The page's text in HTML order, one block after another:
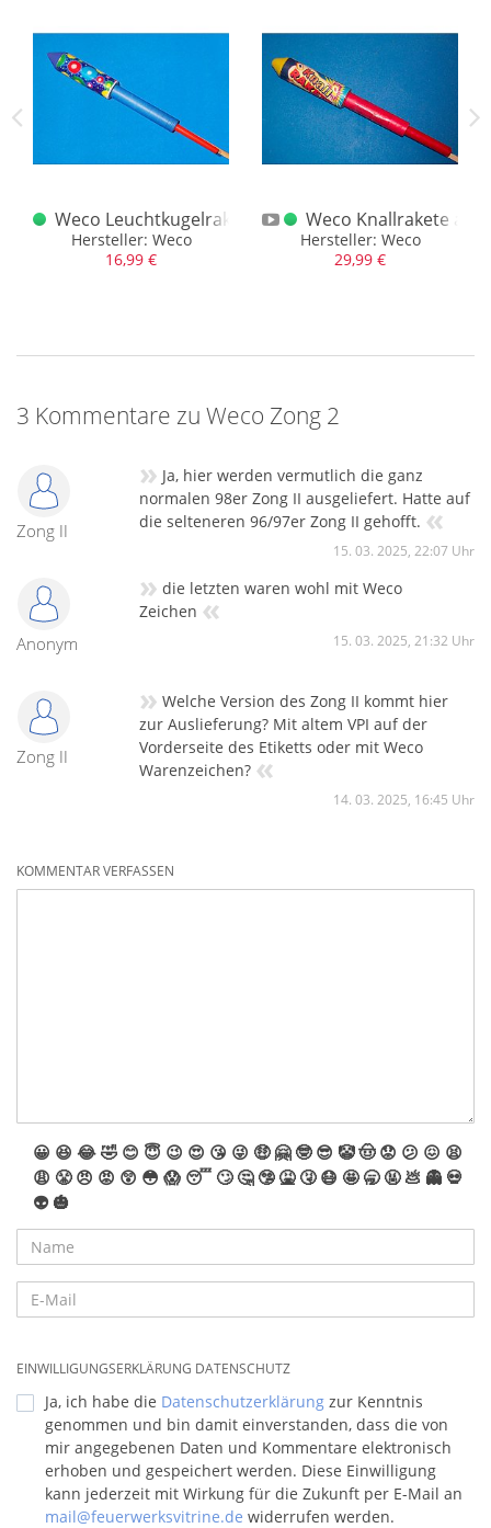
können die Vielfalt mit kleinen Neuzugängen aufhübschen
und betreten weiter Neuland mit unserem Bereich Streich-
und Bengalhölzer.
Sortimentsbeutel
Weco Leuchtkugelrakete
Hersteller: Weco
16,99 €
Weco Knallrakete alt
Hersteller: Weco
29,99 €
3 Kommentare zu Weco Zong 2
Zong II
» Ja, hier werden vermutlich die ganz
normalen 98er Zong II ausgeliefert. Hatte auf
die selteneren 96/97er Zong II gehofft. «
15. 03. 2025, 22:07 Uhr
Anonym
» die letzten waren wohl mit Weco
Zeichen «
15. 03. 2025, 21:32 Uhr
Zong II
» Welche Version des Zong II kommt hier
zur Auslieferung? Mit altem VPI auf der
Vorderseite des Etiketts oder mit Weco
Warenzeichen? «
14. 03. 2025, 16:45 Uhr
KOMMENTAR VERFASSEN
😀 😆 😂🤣 😊 😇 😉 😍 😘 😜 🤑 🤗 🤓 😎 🤡🤠 😟 😕 😖 😫
😩 😤 😠 😡 😲 😳 😱 😴 🙄 🤔 🤥 🤮 🤧 😷 🤩 🥱 🤬 💩 👻 💀
👽 🎃
EINWILLIGUNGSERKLÄRUNG DATENSCHUTZ
Ja, ich habe die Datenschutzerklärung zur Kenntnis
genommen und bin damit einverstanden, dass die von
mir angegebenen Daten und Kommentare elektronisch
erhoben und gespeichert werden. Diese Einwilligung
kann jederzeit mit Wirkung für die Zukunft per E-Mail an
mail@feuerwerksvitrine.de widerrufen werden.